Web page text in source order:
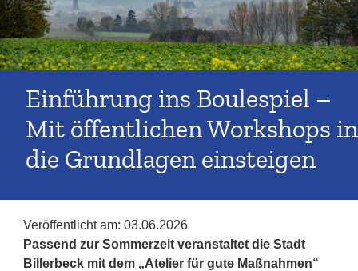
Einführung ins Boulespiel –
Mit öffentlichen Workshops in
die Grundlagen einsteigen
Veröffentlicht am: 03.06.2026
Passend zur Sommerzeit veranstaltet die Stadt
Billerbeck mit dem „Atelier für gute Maßnahmen“